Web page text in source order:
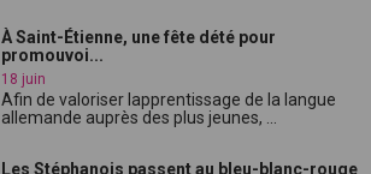
À Saint-Étienne, une fête dété pour
promouvoi...
18 juin
Afin de valoriser lapprentissage de la langue
allemande auprès des plus jeunes, ...
Les Stéphanois passent au bleu-blanc-rouge